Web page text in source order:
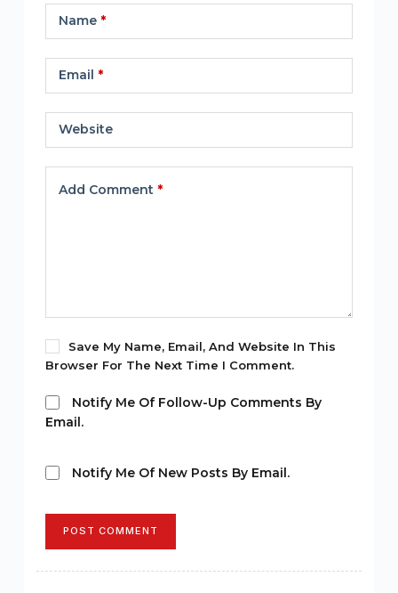
Name*
Email *
Website
Add Comment *
Save My Name, Email, And Website In This
Browser For The Next Time I Comment.
Notify Me Of Follow-Up Comments By
Email.
Notify Me Of New Posts By Email.
POST COMMENT